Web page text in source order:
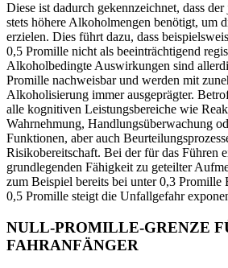
Diese ist dadurch gekennzeichnet, dass
stets höhere Alkoholmengen benötigt, um
erzielen. Dies führt dazu, dass
0,5 Promille nicht als beeinträchtigend
Alkoholbedingte Auswirkungen sind
Promille nachweisbar und werden mit
Alkoholisierung immer ausgeprägter.
alle kognitiven Leistungsbereiche wie
Wahrnehmung, Handlungsüberwachung
Funktionen, aber auch
Risikobereitschaft. Bei der für das Führen
grundlegenden Fähigkeit zu geteilter
zum Beispiel bereits bei unter 0,3 Promille
0,5 Promille steigt die Unfallgefahr
NULL-PROMILLE-GRENZE
FAHRANFÄNGER